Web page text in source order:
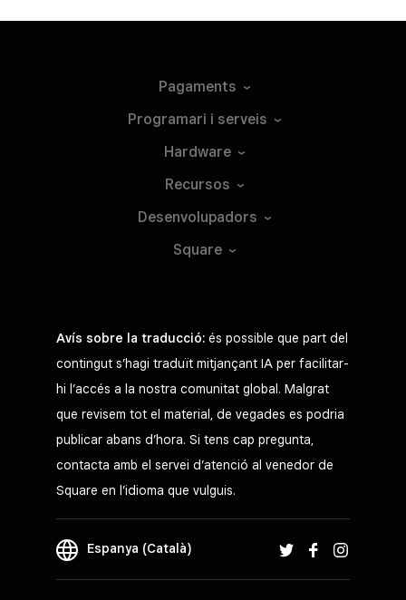
Pagaments
Programari i serveis
Hardware
Recursos
Desenvolupadors
Square
Avís sobre la traducció: és possible que part del
contingut s’hagi traduït mitjançant IA per facilitar-
hi l’accés a la nostra comunitat global. Malgrat
que revisem tot el material, de vegades es podria
publicar abans d’hora. Si tens cap pregunta,
contacta amb el servei d’atenció al venedor de
Square en l’idioma que vulguis.
Espanya (Català)